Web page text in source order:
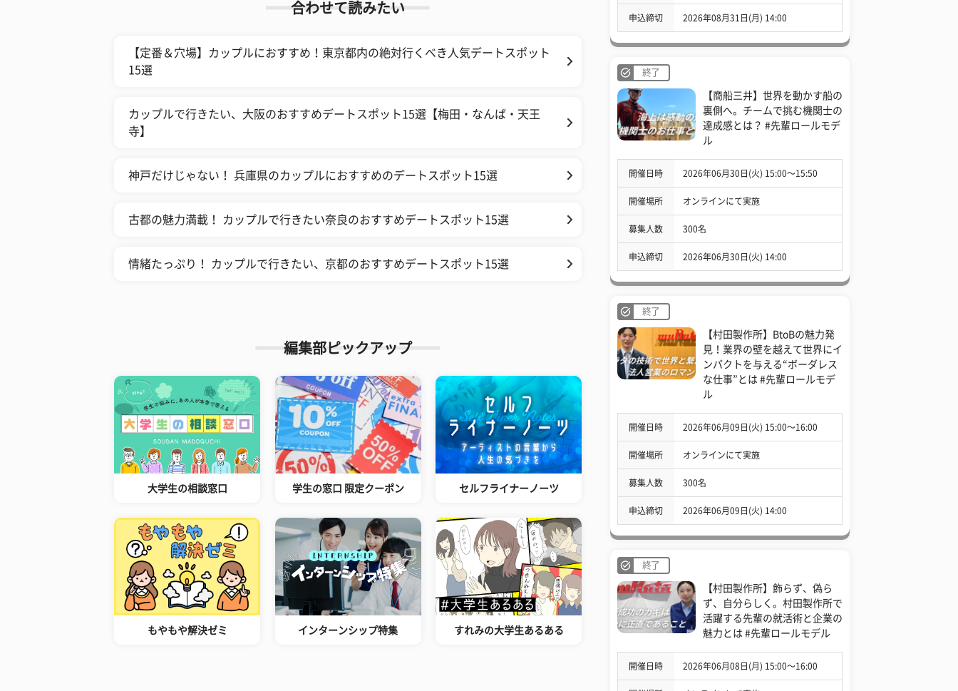
合わせて読みたい
【定番＆穴場】カップルにおすすめ！東京都内の絶対行くべき人気デートスポット
15選
カップルで行きたい、大阪のおすすめデートスポット15選【梅田・なんば・天王
寺】
神戸だけじゃない！ 兵庫県のカップルにおすすめのデートスポット15選
古都の魅力満載！ カップルで行きたい奈良のおすすめデートスポット15選
情緒たっぷり！ カップルで行きたい、京都のおすすめデートスポット15選
編集部ピックアップ
大学生の相談窓口 学生の窓口 限定クーポン セルフライナーノーツ
もやもや解決ゼミ インターンシップ特集 すれみの大学生あるある
申込締切 2026年08月31日(月) 14:00
終了
【商船三井】世界を動かす船の
裏側へ。チームで挑む機関士の
達成感とは？ #先輩ロールモデ
ル
開催日時 2026年06月30日(火) 15:00〜15:50
開催場所 オンラインにて実施
募集人数 300名
申込締切 2026年06月30日(火) 14:00
終了
【村田製作所】BtoBの魅力発
見！業界の壁を越えて世界にイ
ンパクトを与える“ボーダレス
な仕事”とは #先輩ロールモデ
ル
開催日時 2026年06月09日(火) 15:00〜16:00
開催場所 オンラインにて実施
募集人数 300名
申込締切 2026年06月09日(火) 14:00
終了
【村田製作所】飾らず、偽ら
ず、自分らしく。村田製作所で
活躍する先輩の就活術と企業の
魅力とは #先輩ロールモデル
開催日時 2026年06月08日(月) 15:00〜16:00